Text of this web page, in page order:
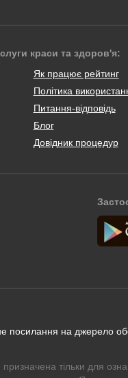
краси та здоров'я:
Як працює рейтинг
Політика
Питання-відповідь
Блог
Довідник процедур
посилання на джерело
тільки для